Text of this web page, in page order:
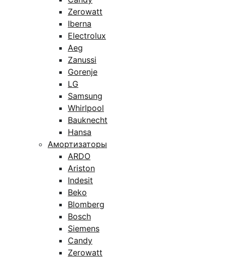
Zerowatt
Iberna
Electrolux
Aeg
Zanussi
Gorenje
LG
Samsung
Whirlpool
Bauknecht
Hansa
Амортизаторы
ARDO
Ariston
Indesit
Beko
Blomberg
Bosch
Siemens
Candy
Zerowatt